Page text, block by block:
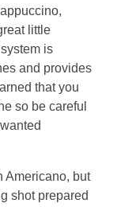
little
is
and provides
that you
so be careful
Americano, but
shot prepared